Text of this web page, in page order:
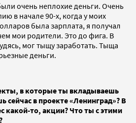
очень неплохие деньги. Очень
в начале 90-х, когда у моих
была зарплата, я получал
мои родители. Это до фига. В
мог тыщу заработать. Тыща
деньги.
в которые ты вкладываешь
сейчас в проекте «Ленинград»? В
какой-то, акции? Что ты с этими